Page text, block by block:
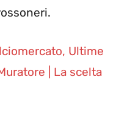
Ultime
| La scelta